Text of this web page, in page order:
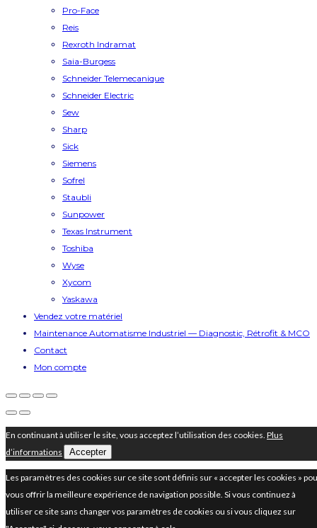
Pro-Face
Reis
Rexroth Indramat
Saia-Burgess
Schneider Telemecanique
Schneider Electric
Sew
Sharp
Sick
Siemens
Sofrel
Staubli
Sunpower
Texas Instrument
Toshiba
Wyse
Xycom
Yaskawa
Vendez votre matériel
Maintenance Automatisme Industriel — Diagnostic, Rétrofit & MCO
Contact
Mon compte
En continuant à utiliser le site, vous acceptez l’utilisation des cookies. Plus
d’informations
Accepter
Les paramètres des cookies sur ce site sont définis sur « accepter les cookies »
vous offrir la meilleure expérience de navigation possible. Si vous continuez à
utiliser ce site sans changer vos paramètres de cookies ou si vous cliquez sur